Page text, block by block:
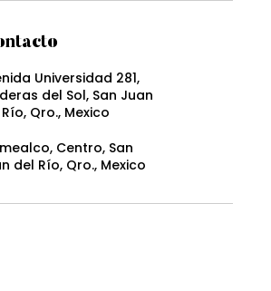
Universidad 281,
del Sol, San Juan
Qro., Mexico
Centro, San
del Río, Qro., Mexico